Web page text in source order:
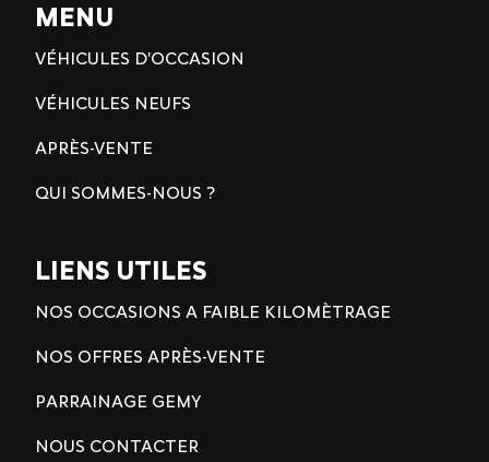
MENU
VÉHICULES D'OCCASION
VÉHICULES NEUFS
APRÈS-VENTE
QUI SOMMES-NOUS ?
LIENS UTILES
NOS OCCASIONS A FAIBLE KILOMÈTRAGE
NOS OFFRES APRÈS-VENTE
PARRAINAGE GEMY
NOUS CONTACTER